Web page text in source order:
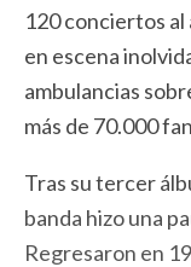
120 conciertos
en escena
ambulancias
más de 70.000
Tras su tercer
banda hizo una
Regresaron en